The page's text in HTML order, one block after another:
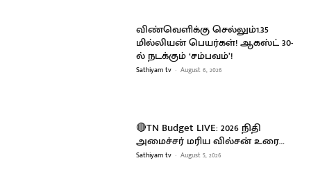
விண்வெளிக்கு செல்லும்1.35
மில்லியன் பெயர்கள்! ஆகஸ்ட் 30-
ல் நடக்கும் ‘சம்பவம்’!
Sathiyam tv - August 6, 2026
🔴TN Budget LIVE: 2026 நிதி
அமைச்சர் மரிய வில்சன் உரை…
Sathiyam tv - August 5, 2026